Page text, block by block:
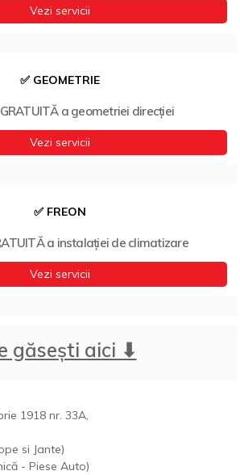
Vezi servicii
✅ GEOMETRIE
a geometriei direcției
Vezi servicii
✅ FREON
a instalației de climatizare
Vezi servicii
găsești aici ⬇
1918 nr. 33A,
si Jante)
- Piese Auto)